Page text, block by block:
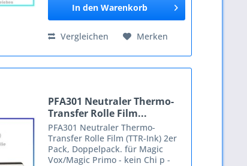
In den Warenkorb
Vergleichen Merken
PFA301 Neutraler Thermo-
Transfer Rolle Film...
PFA301 Neutraler Thermo-
Transfer Rolle Film (TTR-Ink) 2er
Pack, Doppelpack. für Magic
Vox/Magic Primo - kein Chi p -